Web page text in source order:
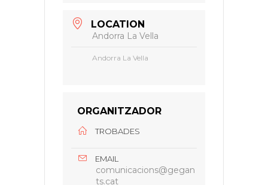
LOCATION
Andorra La Vella
Andorra La Vella
ORGANITZADOR
TROBADES
EMAIL
comunicacions@gegan
ts.cat